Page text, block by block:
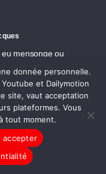
mensonge ou
d'avoir
cette entreprise
les niveaux et
que de toutes
! 1) Ils ont
Soudan est fermé
donnée personnelle.
et Dailymotion
site, vaut acceptation
plateformes. Vous
tout moment.
accepter